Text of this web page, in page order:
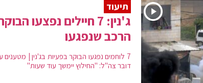
תיעוד
ג'נין: 7 חיילים
הרכב שנפגעו
7 לוחמים נפגעו הבוקר בפעיות בג'נין |
דובר צה"ל: "החילוץ יימשך עוד שעות"